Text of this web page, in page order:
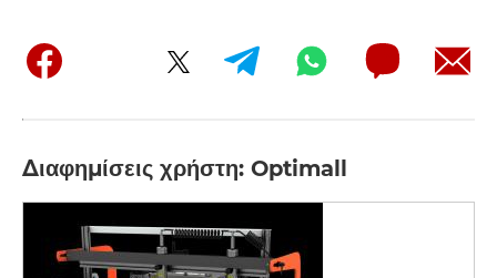
Διαφημίσεις χρήστη: Optimall